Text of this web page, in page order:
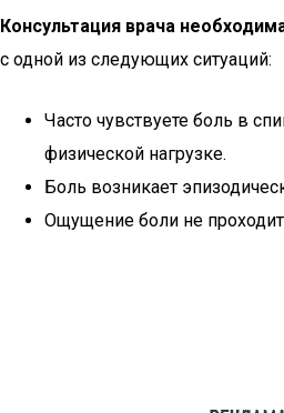
Консультация врача
с одной из следующих ситуаций:
Часто чувствуете боль в
физической нагрузке.
Боль возникает
Ощущение боли не